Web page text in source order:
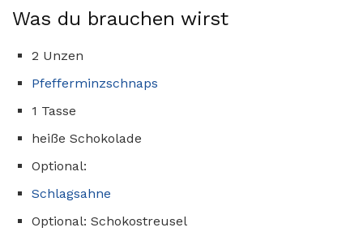
Was du brauchen wirst
2 Unzen
Pfefferminzschnaps
1 Tasse
heiße Schokolade
Optional:
Schlagsahne
Optional: Schokostreusel